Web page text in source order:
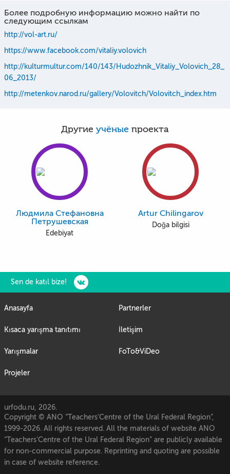
Более подробную информацию можно найти по
следующим ссылкам
http://vol-art.ru/
https://www.facebook.com/vitaliy.volovich
http://kulturmultur.com/140/143/Hudozhnik_Vitaliy_Volovich_28_
06_2013/
http://metenkov.narod.ru/gallery/Volovitch/Volovitch_index.htm
Другие учёные проекта
Людмила Стефановна
Петрушевская
Edebiyat
Artur Chilingarov
Doğa bilgisi
Sen de katıl bize!
Anasayfa
Kısaca yarışma tanıtımı
Yarışmalar
Projeler
Partnerler
İletişim
FoTo&ViDeo
urfodu.ru, 2026.
Copyright © ANO “Teachers’Centre of the Ural Federal Region”,
1999-2026. All rights reserved. All the materials of website ANO
“Teachers’Centre of the Ural Federal Region” are publicly available
for non-commercial purpose. Reprinting and quoting are possible
in case of website reference.